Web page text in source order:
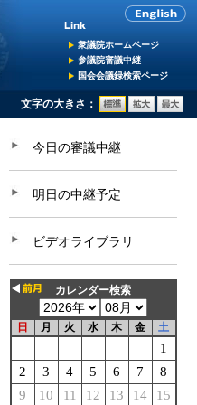
衆議院ホームページ
参議院審議中継
国会会議録検索ページ
文字の大きさ：
今日の審議中継
明日の中継予定
ビデオライブラリ
カレンダー検索
日 月 火 水 木 金 土
1
2
3 4 5 6 7
8
9
10 11 12 13 14
15